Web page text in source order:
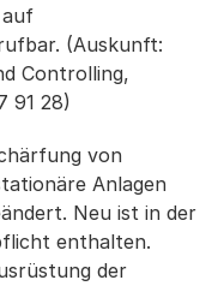
auf
(Auskunft:
Controlling,
91 28)
von
Anlagen
Neu ist in der
enthalten.
der